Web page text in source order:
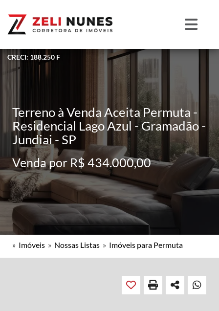
CRECI: 188.250 F
Terreno à Venda Aceita Permuta -
Residencial Lago Azul - Gramadão -
Jundiai - SP
Venda por R$ 434.000,00
» Imóveis » Nossas Listas » Imóveis para Permuta